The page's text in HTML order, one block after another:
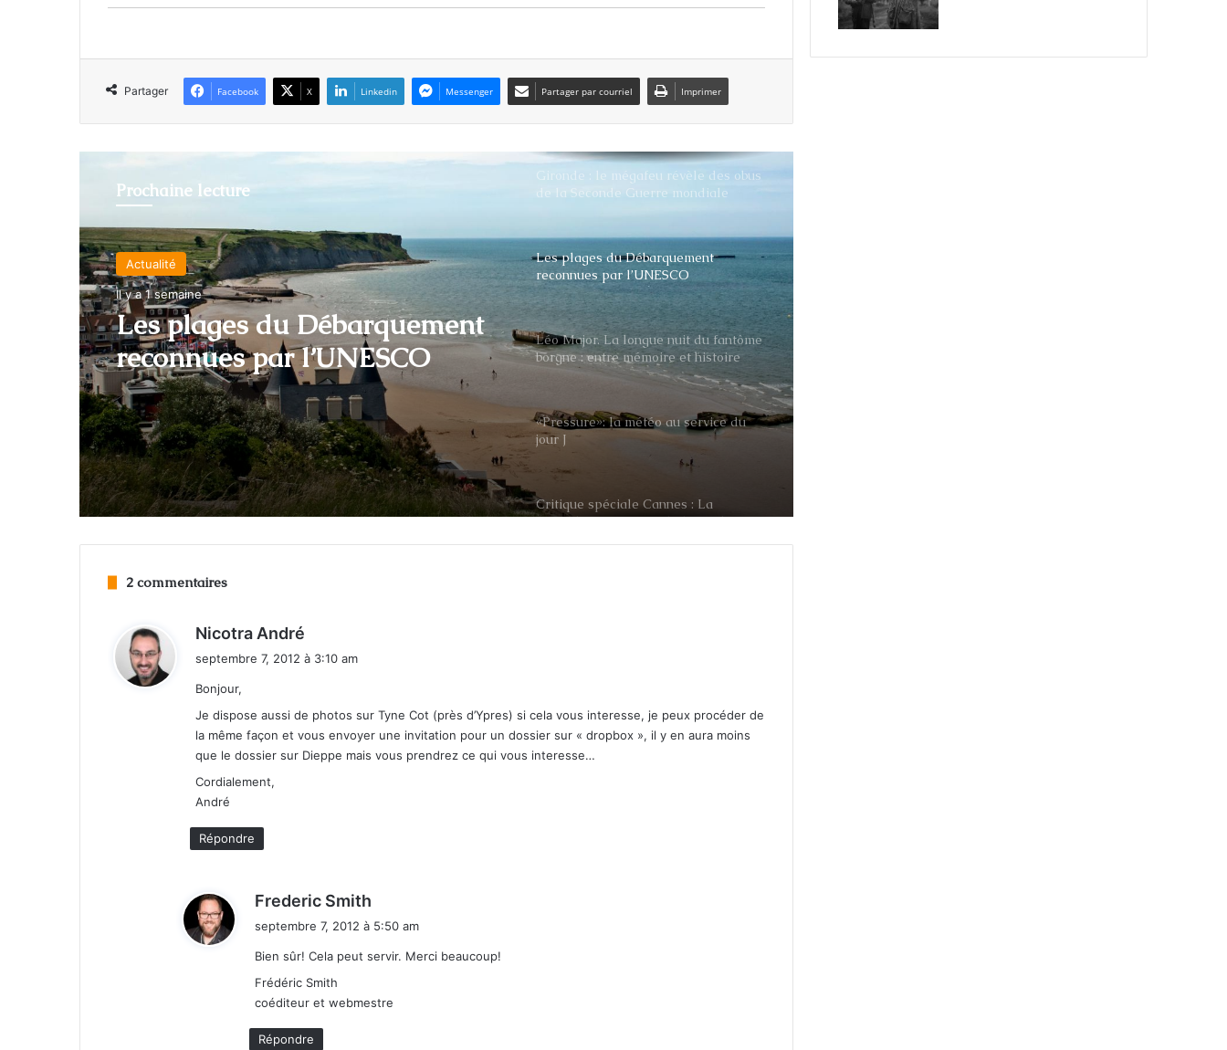
Partager Facebook X Linkedin Messenger Partager par courriel Imprimer
Prochaine lecture
Actualité
Il y a 1 semaine
Les plages du Débarquement
reconnues par l’UNESCO
La bibliothèque
juin 1, 2026
Léo Major. La longue nuit du
fantôme borgne : entre
mémoire et histoire
de la Seconde Guerre mondiale
reconnues par l’UNESCO
Léo Major. La longue nuit du fantôme
borgne : entre mémoire et histoire
«Pressure»: la météo au service du
Critique spéciale Cannes : La
Croisette
La rafle du billet vert du 14 mai 1941
intacte
2 commentaires
Nicotra André
i
:
septembre 7, 2012 à 3:10 am
Bonjour,
Je dispose aussi de photos sur Tyne Cot (près d’Ypres) si cela vous interesse, je peux procéder de
la même façon et vous envoyer une invitation pour un dossier sur « dropbox », il y en aura moins
que le dossier sur Dieppe mais vous prendrez ce qui vous interesse…
Cordialement,
André
Répondre
Frederic Smith
septembre 7, 2012 à 5:50 am
Bien sûr! Cela peut servir. Merci beaucoup!
Frédéric Smith
coéditeur et webmestre
Répondre